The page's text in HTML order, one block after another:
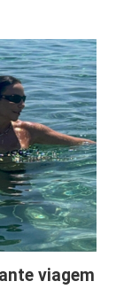
viagem